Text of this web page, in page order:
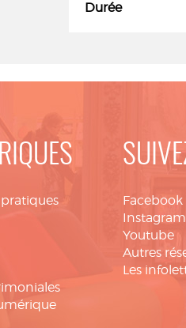
Durée
pratiques
Facebook
Instagram
Youtube
Autres
Les